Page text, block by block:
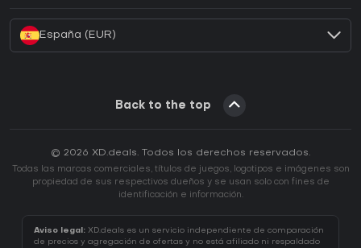
España (EUR)
Back to the top
© 2026 XD.deals. Todos los derechos reservados.
Todas las marcas comerciales, títulos de juegos, logotipos e imágenes son
propiedad de sus respectivos dueños y se usan solo con fines de
identificación e información.
Aviso legal: XD.deals es un servicio independiente de comparación
de precios y agregación de ofertas y no está afiliado ni respaldado